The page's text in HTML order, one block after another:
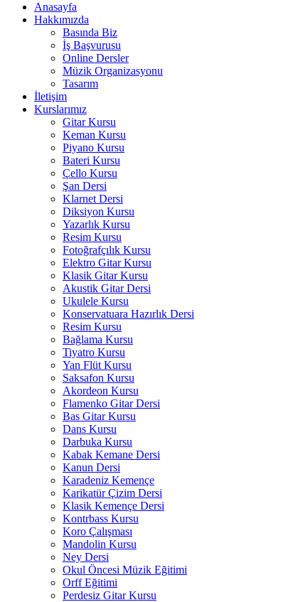
Anasayfa
Hakkımızda
Basında Biz
İş Başvurusu
Online Dersler
Müzik Organizasyonu
Tasarım
İletişim
Kurslarımız
Gitar Kursu
Keman Kursu
Piyano Kursu
Bateri Kursu
Çello Kursu
Şan Dersi
Klarnet Dersi
Diksiyon Kursu
Yazarlık Kursu
Resim Kursu
Fotoğrafçılık Kursu
Elektro Gitar Kursu
Klasik Gitar Kursu
Akustik Gitar Dersi
Ukulele Kursu
Konservatuara Hazırlık Dersi
Resim Kursu
Bağlama Kursu
Tiyatro Kursu
Yan Flüt Kursu
Saksafon Kursu
Akordeon Kursu
Flamenko Gitar Dersi
Bas Gitar Kursu
Dans Kursu
Darbuka Kursu
Kabak Kemane Dersi
Kanun Dersi
Karadeniz Kemençe
Karikatür Çizim Dersi
Klasik Kemençe Dersi
Kontrbass Kursu
Koro Çalışması
Mandolin Kursu
Ney Dersi
Okul Öncesi Müzik Eğitimi
Orff Eğitimi
Perdesiz Gitar Kursu